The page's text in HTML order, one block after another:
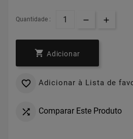
Quantidade :
 Adicionar
 Adicionar à Lista de
 Comparar Este Produto